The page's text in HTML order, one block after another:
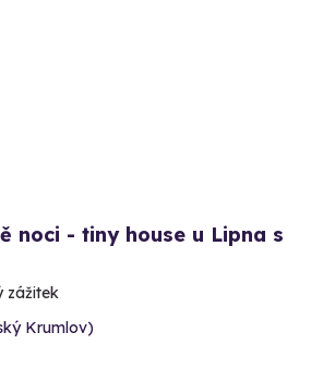
noci - tiny house u Lipna s
zážitek
Krumlov)